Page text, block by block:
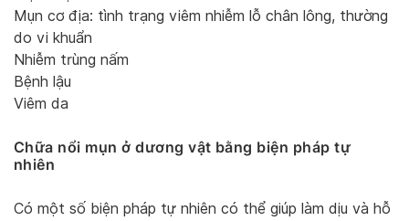
Mụn cơ địa: tình trạng viêm nhiễm lỗ chân lông, thường
do vi khuẩn
Nhiễm trùng nấm
Bệnh lậu
Viêm da
Chữa nổi mụn ở dương vật bằng biện pháp tự
nhiên
Có một số biện pháp tự nhiên có thể giúp làm dịu và hỗ